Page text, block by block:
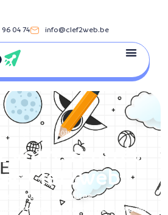
96 04 74 info@clef2web.be
18 septembre 2019
votre rentrée
Clef2web !
lecture : minutes
/Préparez votre rentrée SEO avec